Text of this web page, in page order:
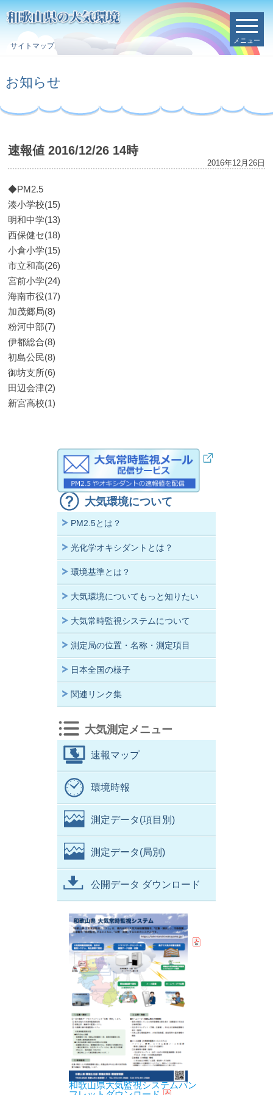
サイトマップ
メニュー
お知らせ
速報値 2016/12/26 14時
2016年12月26日
◆PM2.5
湊小学校(15)
明和中学(13)
西保健セ(18)
小倉小学(15)
市立和高(26)
宮前小学(24)
海南市役(17)
加茂郷局(8)
粉河中部(7)
伊都総合(8)
初島公民(8)
御坊支所(6)
田辺会津(2)
新宮高校(1)
大気環境について
PM2.5とは？
光化学オキシダントとは？
環境基準とは？
大気環境についてもっと知りたい
大気常時監視システムについて
測定局の位置・名称・測定項目
日本全国の様子
関連リンク集
大気測定メニュー
速報マップ
環境時報
測定データ(項目別)
測定データ(局別)
公開データ ダウンロード
和歌山県大気監視システムパン